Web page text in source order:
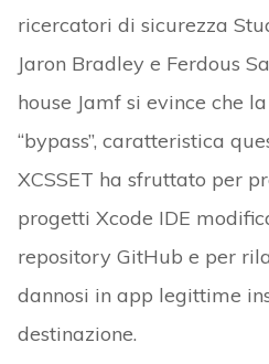
ricercatori di sicurezza
Jaron Bradley e Ferdous
house Jamf si evince che
“bypass”, caratteristica
XCSSET ha sfruttato per
progetti Xcode IDE
repository GitHub e per
dannosi in app legittime
destinazione.